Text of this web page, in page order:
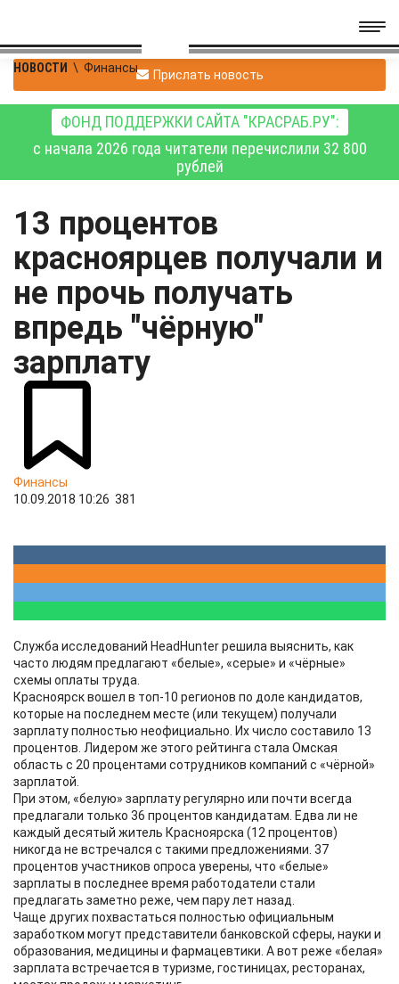
НОВОСТИ \ Финансы Прислать новость
ФОНД ПОДДЕРЖКИ САЙТА "КРАСРАБ.РУ":
с начала 2026 года читатели перечислили 32 800
рублей
13 процентов
красноярцев получали и
не прочь получать
впредь "чёрную"
зарплату
Финансы
10.09.2018 10:26 381
Служба исследований HeadHunter решила выяснить, как
часто людям предлагают «белые», «серые» и «чёрные»
схемы оплаты труда.
Красноярск вошел в топ-10 регионов по доле кандидатов,
которые на последнем месте (или текущем) получали
зарплату полностью неофициально. Их число составило 13
процентов. Лидером же этого рейтинга стала Омская
область с 20 процентами сотрудников компаний с «чёрной»
зарплатой.
При этом, «белую» зарплату регулярно или почти всегда
предлагали только 36 процентов кандидатам. Едва ли не
каждый десятый житель Красноярска (12 процентов)
никогда не встречался с такими предложениями. 37
процентов участников опроса уверены, что «белые»
зарплаты в последнее время работодатели стали
предлагать заметно реже, чем пару лет назад.
Чаще других похвастаться полностью официальным
заработком могут представители банковской сферы, науки и
образования, медицины и фармацевтики. А вот реже «белая»
зарплата встречается в туризме, гостиницах, ресторанах,